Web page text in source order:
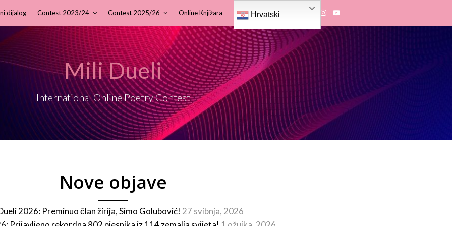
dijalog Contest 2023/24 Contest 2025/26 Online Knjižara Hrvatski
Mili Dueli
International Online Poetry Contest
Nove objave
2026: Preminuo član žirija, Simo Golubović! 27 svibnja, 2026